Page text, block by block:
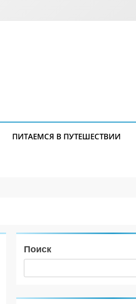
ПИТАЕМСЯ В ПУТЕШЕСТВИИ
Поиск